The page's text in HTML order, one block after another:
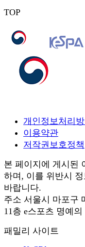
TOP
개인정보처리
이용약관
저작권보호정책
본 페이지에 게시된
하며, 이를 위반시
바랍니다.
주소 서울시 마포구
11층 e스포츠 명예
패밀리 사이트